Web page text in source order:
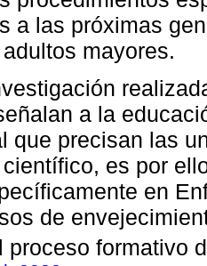
a las próximas
mayores.
a la
que precisan las
es por
en
de
proceso formativo